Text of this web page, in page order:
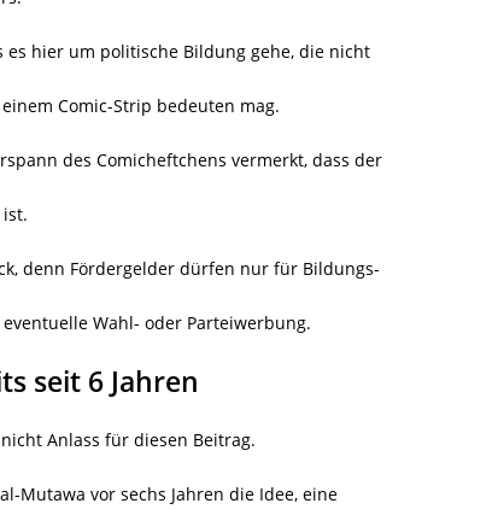
hier um politische Bildung gehe, die nicht
Comic-Strip bedeuten mag.
des Comicheftchens vermerkt, dass der
denn Fördergelder dürfen nur für Bildungs-
Wahl- oder Parteiwerbung.
seit 6 Jahren
Anlass für diesen Beitrag.
Mutawa vor sechs Jahren die Idee, eine